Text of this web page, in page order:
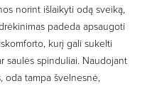
norint išlaikyti odą sveiką,
padeda apsaugoti
kurį gali sukelti
saulės spinduliai. Naudojant
tampa švelnesnė,